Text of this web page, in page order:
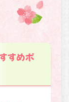
すめポ